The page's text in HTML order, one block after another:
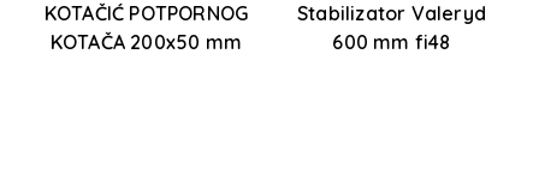
KOTAČIĆ POTPORNOG
KOTAČA 200x50 mm
Stabilizator Valeryd
600 mm fi48